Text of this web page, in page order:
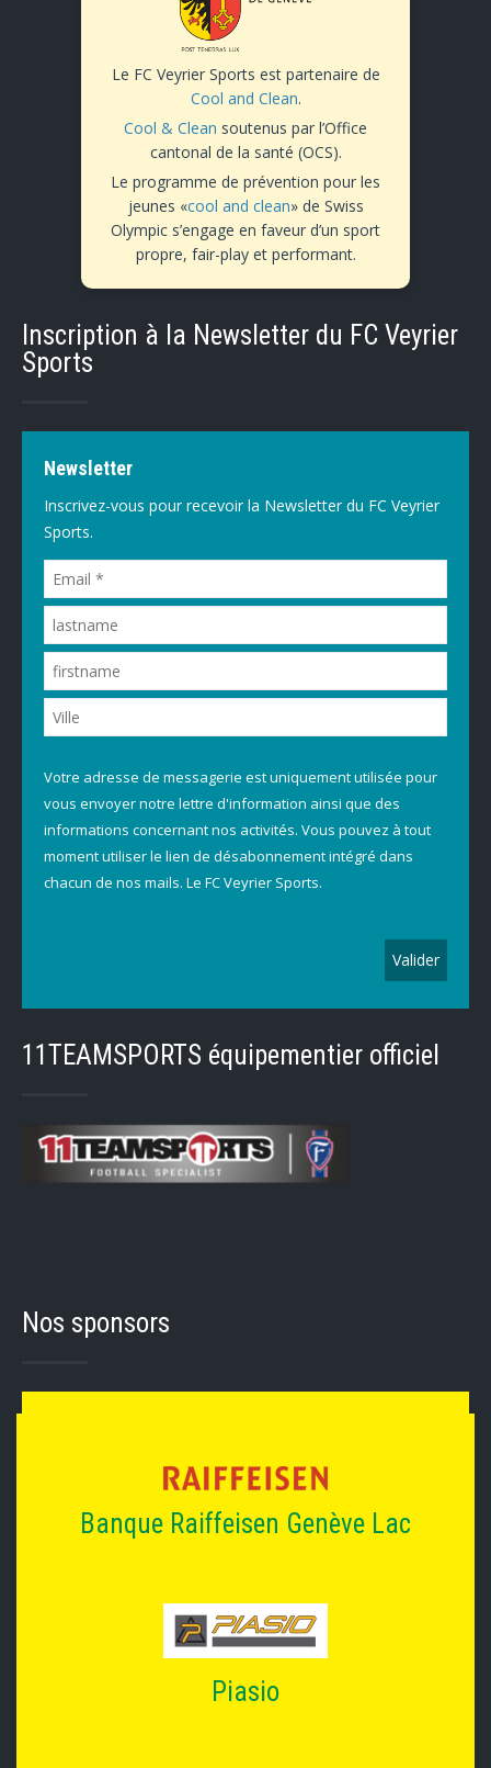
Le FC Veyrier Sports est partenaire de
Cool and Clean.
Cool & Clean soutenus par l’Office
cantonal de la santé (OCS).
Le programme de prévention pour les
jeunes «cool and clean» de Swiss
Olympic s’engage en faveur d’un sport
propre, fair-play et performant.
Inscription à la Newsletter du FC Veyrier
Sports
Newsletter
Inscrivez-vous pour recevoir la Newsletter du FC Veyrier
Sports.
Votre adresse de messagerie est uniquement utilisée pour
vous envoyer notre lettre d'information ainsi que des
informations concernant nos activités. Vous pouvez à tout
moment utiliser le lien de désabonnement intégré dans
chacun de nos mails. Le FC Veyrier Sports.
11TEAMSPORTS équipementier officiel
Nos sponsors
Banque Raiffeisen Genève Lac
Piasio